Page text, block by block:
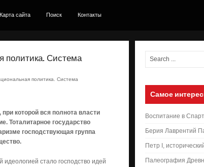
Карта сайта Поиск Контакты
политика. Система
политика. Система
которой вся полнота власти
Тоталитарное государство
господствующая группа
идеологией стало господство идей
Самое
Воспитание в
Берия Лаврентий
Петр I,
Палеография